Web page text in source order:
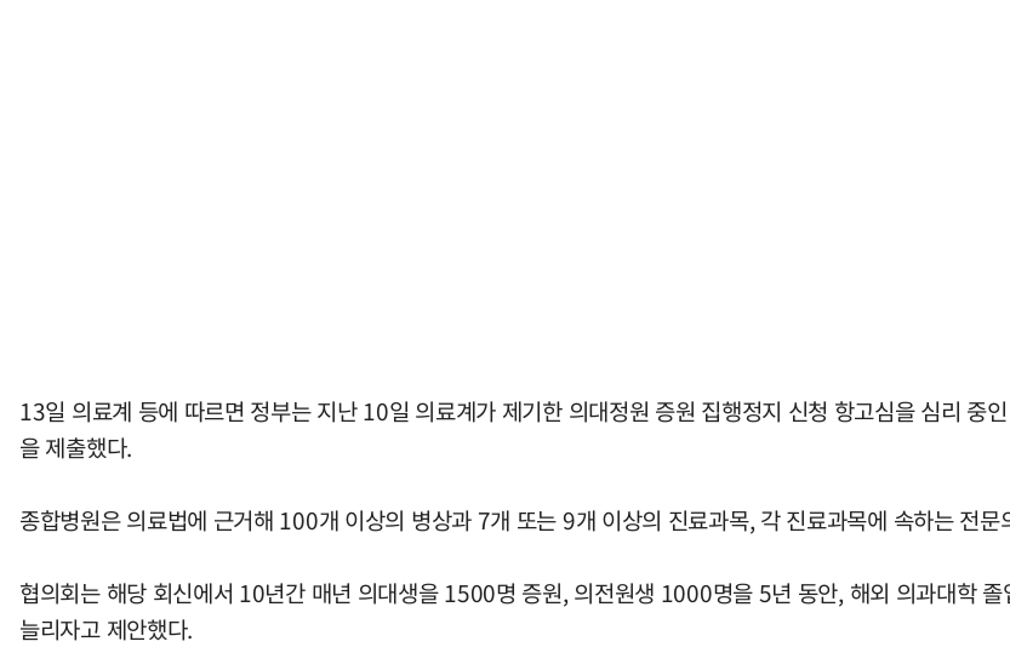
13일 의료계 등에 따르면 정부는 지난 10일 의료계가 제기한 의대정원 증원 집행정지 신청 항고심을 심리 중
을 제출했다.
종합병원은 의료법에 근거해 100개 이상의 병상과 7개 또는 9개 이상의 진료과목, 각 진료과목에 속하는 전문
협의회는 해당 회신에서 10년간 매년 의대생을 1500명 증원, 의전원생 1000명을 5년 동안, 해외 의과대학
늘리자고 제안했다.